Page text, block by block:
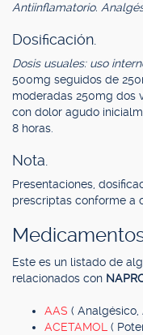
Antiinflamatorio.
Dosificación.
Dosis usuales: uso
500mg seguidos de
moderadas 250mg dos
con dolor agudo
8 horas.
Nota.
Presentaciones,
prescriptas conforme a
Este es un listado de
relacionados con
AAS (
ACETAMOL (